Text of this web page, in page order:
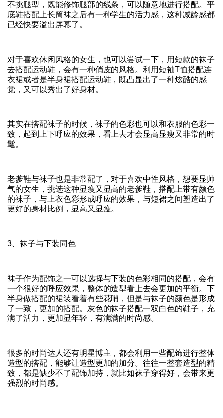
不挑腿型，既能修饰腿部的线条，可以随意地进行搭配。平
底鞋搭配上长筒袜之后有一种学生的活力感，这种减龄感都
已经快要溢出屏幕了。
对于喜欢休闲风格的女生，也可以尝试一下，用短款的袜子
去搭配运动鞋，会有一种俏皮的风格。利用短袖T恤搭配连
衣裙或者是半身裙搭配运动鞋，既凸显出了一种炫酷的感
觉，又可以秀出了好身材。
其实在搭配袜子的时候，袜子的色彩也可以和衣服的色彩一
致，起到上下呼应的效果，看上去才会显高显瘦又非常的时
髦。
老爹鞋与袜子也是非常配了，对于喜欢中性风格，想要显帅
气的女生，挑选这种显瘦又显高的老爹鞋，搭配上带有颜色
的袜子，与上衣色彩形成呼应的效果，与短裙之间塑造出了
更好的身材比例，显高又显瘦。
3、袜子与下装同色
袜子作为配饰之一可以选择与下装的色彩相同的搭配，会有
一个很好的呼应效果，整体的造型看上去会更加的平衡。下
半身做搭配的裙装看着有些花哨，但是与袜子的颜色是形成
了一致，更加的搭配。灰色的袜子搭配一双白色的鞋子，充
满了活力，更加显年轻，有满满的时尚感。
很多的时尚达人还有明星博主，都会利用一些配饰进行整体
造型的搭配，能够让造型更加的加分。往往一整套造型的精
致，都是缺少不了配饰加持，就比如袜子穿得好，会带来更
强烈的时尚感。